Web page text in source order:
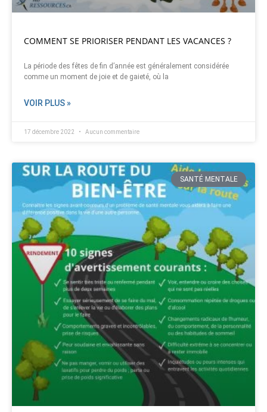
COMMENT SE PRIORISER PENDANT LES VACANCES ?
La période des fêtes de fin d’année est généralement considérée
comme un moment de joie et de gaieté, où la
VOIR PLUS »
17 décembre 2022 Aucun commentaire
SANTÉ MENTALE